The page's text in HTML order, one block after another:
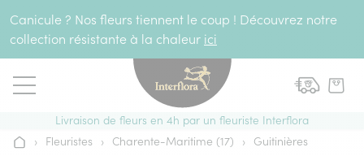
Canicule ? Nos fleurs tiennent le coup ! Découvrez notre
collection résistante à la chaleur ici
Livraison de fleurs en 4h par un fleuriste Interflora
Accueil
› Fleuristes › Charente-Maritime (17) › Guitinières